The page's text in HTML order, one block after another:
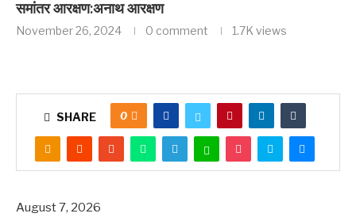
समांतर आरक्षण:अनाथ आरक्षण
November 26, 2024 0 comment 1.7K views
SHARE 0
August 7, 2026